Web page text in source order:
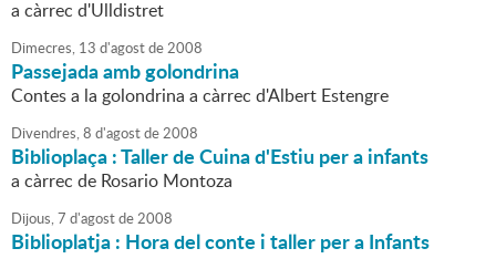
a càrrec d'Ulldistret
Dimecres, 13 d'agostde2008
Passejada amb golondrina
Contes a la golondrina a càrrec d'Albert Estengre
Divendres,8 d'agostde2008
Biblioplaça : Taller de Cuina d'Estiu per a infants
a càrrec de Rosario Montoza
Dijous,7 d'agostde2008
Biblioplatja : Hora del conte i taller per a Infants